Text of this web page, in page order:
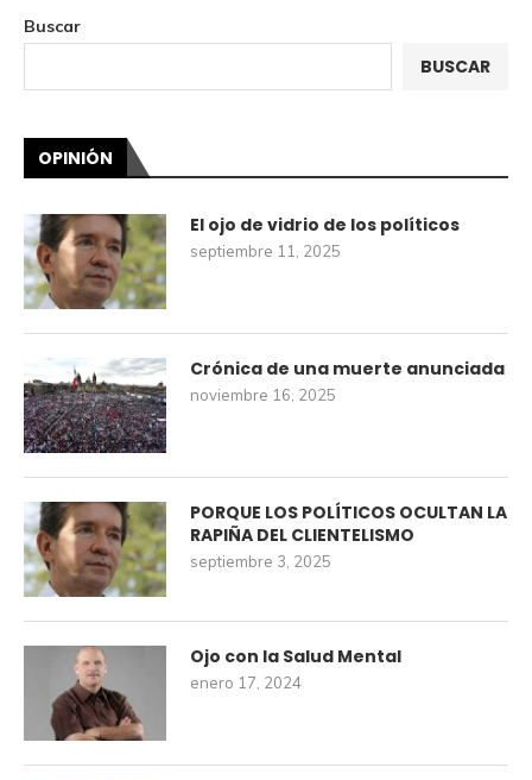
Buscar
BUSCAR
OPINIÓN
El ojo de vidrio de los políticos
septiembre 11, 2025
Crónica de una muerte anunciada
noviembre 16, 2025
PORQUE LOS POLÍTICOS OCULTAN LA
RAPIÑA DEL CLIENTELISMO
septiembre 3, 2025
Ojo con la Salud Mental
enero 17, 2024